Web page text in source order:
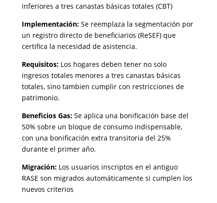
inferiores a tres canastas básicas totales (CBT)
Implementación:Se reemplaza la segmentación por
un registro directo de beneficiarios (ReSEF) que
certifica la necesidad de asistencia.
Requisitos:Los hogares deben tener no solo
ingresos totales menores a tres canastas básicas
totales, sino tambien cumplir con restricciones de
patrimonio.
Beneficios Gas:Se aplica una bonificación base del
50% sobre un bloque de consumo indispensable,
con una bonificación extra transitoria del 25%
durante el primer año.
Migración:Los usuarios inscriptos en el antiguo
RASE son migrados automáticamente si cumplen los
nuevos criterios